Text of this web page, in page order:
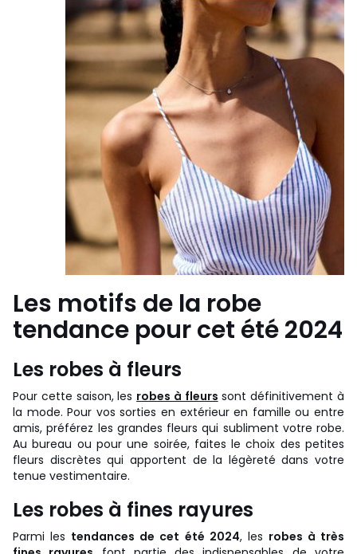
Les motifs de la robe
tendance pour cet été 2024
Les robes à fleurs
Pour cette saison, les robes à fleurs sont définitivement à
la mode. Pour vos sorties en extérieur en famille ou entre
amis, préférez les grandes fleurs qui subliment votre robe.
Au bureau ou pour une soirée, faites le choix des petites
fleurs discrètes qui apportent de la légèreté dans votre
tenue vestimentaire.
Les robes à fines rayures
Parmi les tendances de cet été 2024, les robes à très